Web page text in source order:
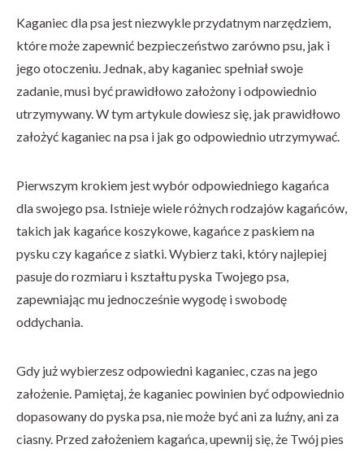
Kaganiec dla psa jest niezwykle przydatnym narzędziem,
które może zapewnić bezpieczeństwo zarówno psu, jak i
jego otoczeniu. Jednak, aby kaganiec spełniał swoje
zadanie, musi być prawidłowo założony i odpowiednio
utrzymywany. W tym artykule dowiesz się, jak prawidłowo
założyć kaganiec na psa i jak go odpowiednio utrzymywać.
Pierwszym krokiem jest wybór odpowiedniego kagańca
dla swojego psa. Istnieje wiele różnych rodzajów kagańców,
takich jak kagańce koszykowe, kagańce z paskiem na
pysku czy kagańce z siatki. Wybierz taki, który najlepiej
pasuje do rozmiaru i kształtu pyska Twojego psa,
zapewniając mu jednocześnie wygodę i swobodę
oddychania.
Gdy już wybierzesz odpowiedni kaganiec, czas na jego
założenie. Pamiętaj, że kaganiec powinien być odpowiednio
dopasowany do pyska psa, nie może być ani za luźny, ani za
ciasny. Przed założeniem kagańca, upewnij się, że Twój pies